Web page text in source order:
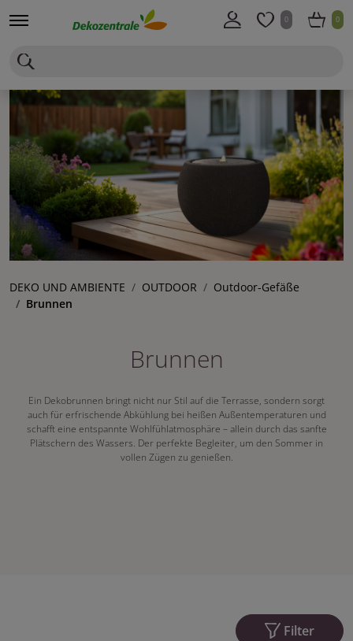
0 0
DEKO UND AMBIENTE OUTDOOR
Outdoor-Gefäße
Brunnen
Brunnen
Ein Dekobrunnen bringt nicht nur Stil auf die Terrasse, sondern sorgt
auch für erfrischende Abkühlung bei heißen Außentemperaturen und
schafft eine entspannte Wohlfühlatmosphäre – allein durch das sanfte
Plätschern des Wassers. Der perfekte Begleiter, um den Sommer in
vollen Zügen zu genießen.
Filter